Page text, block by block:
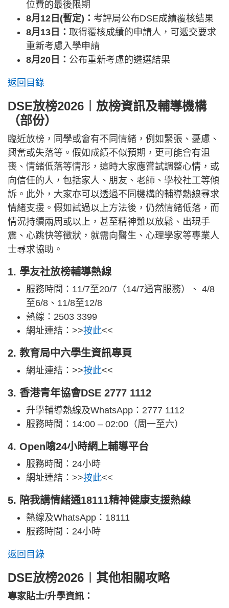
位費的最後限期
8月12日(暫定)： 考評局公布DSE成績覆核結果
8月13日： 取得覆核成績的申請人，可遞交要求
重新考慮入學申請
8月20日： 公布重新考慮的遴選結果
返回目錄
DSE放榜2026︱放榜資訊及輔導機構
（部份）
臨近放榜，同學或會有不同情緒，例如緊張、憂慮、
興奮或失落等。假如成績不似預期，更可能會有沮
喪、情緒低落等情形，這時大家應嘗試調整心情，或
向信任的人，包括家人、朋友、老師、學校社工等傾
訴。此外，大家亦可以透過不同機構的輔導熱線尋求
情緒支援。假如試過以上方法後，仍然情緒低落，而
情況持續兩周或以上，甚至精神難以放鬆、出現手
震、心跳快等徵狀，就需向醫生、心理學家等專業人
士尋求協助。
1. 學友社放榜輔導熱線
服務時間：11/7至20/7（14/7通宵服務）、 4/8
至6/8、11/8至12/8
熱線：2503 3399
網址連結：>>按此<<
2. 教育局中六學生資訊專頁
網址連結：>>按此<<
3. 香港青年協會DSE 2777 1112
升學輔導熱線及WhatsApp：2777 1112
服務時間：14:00 – 02:00（周一至六）
4. Open噏24小時網上輔導平台
服務時間：24小時
網址連結：>>按此<<
5. 陪我講情緒通18111精神健康支援熱線
熱線及WhatsApp：18111
服務時間：24小時
返回目錄
DSE放榜2026︱其他相關攻略
專家貼士/升學資訊：